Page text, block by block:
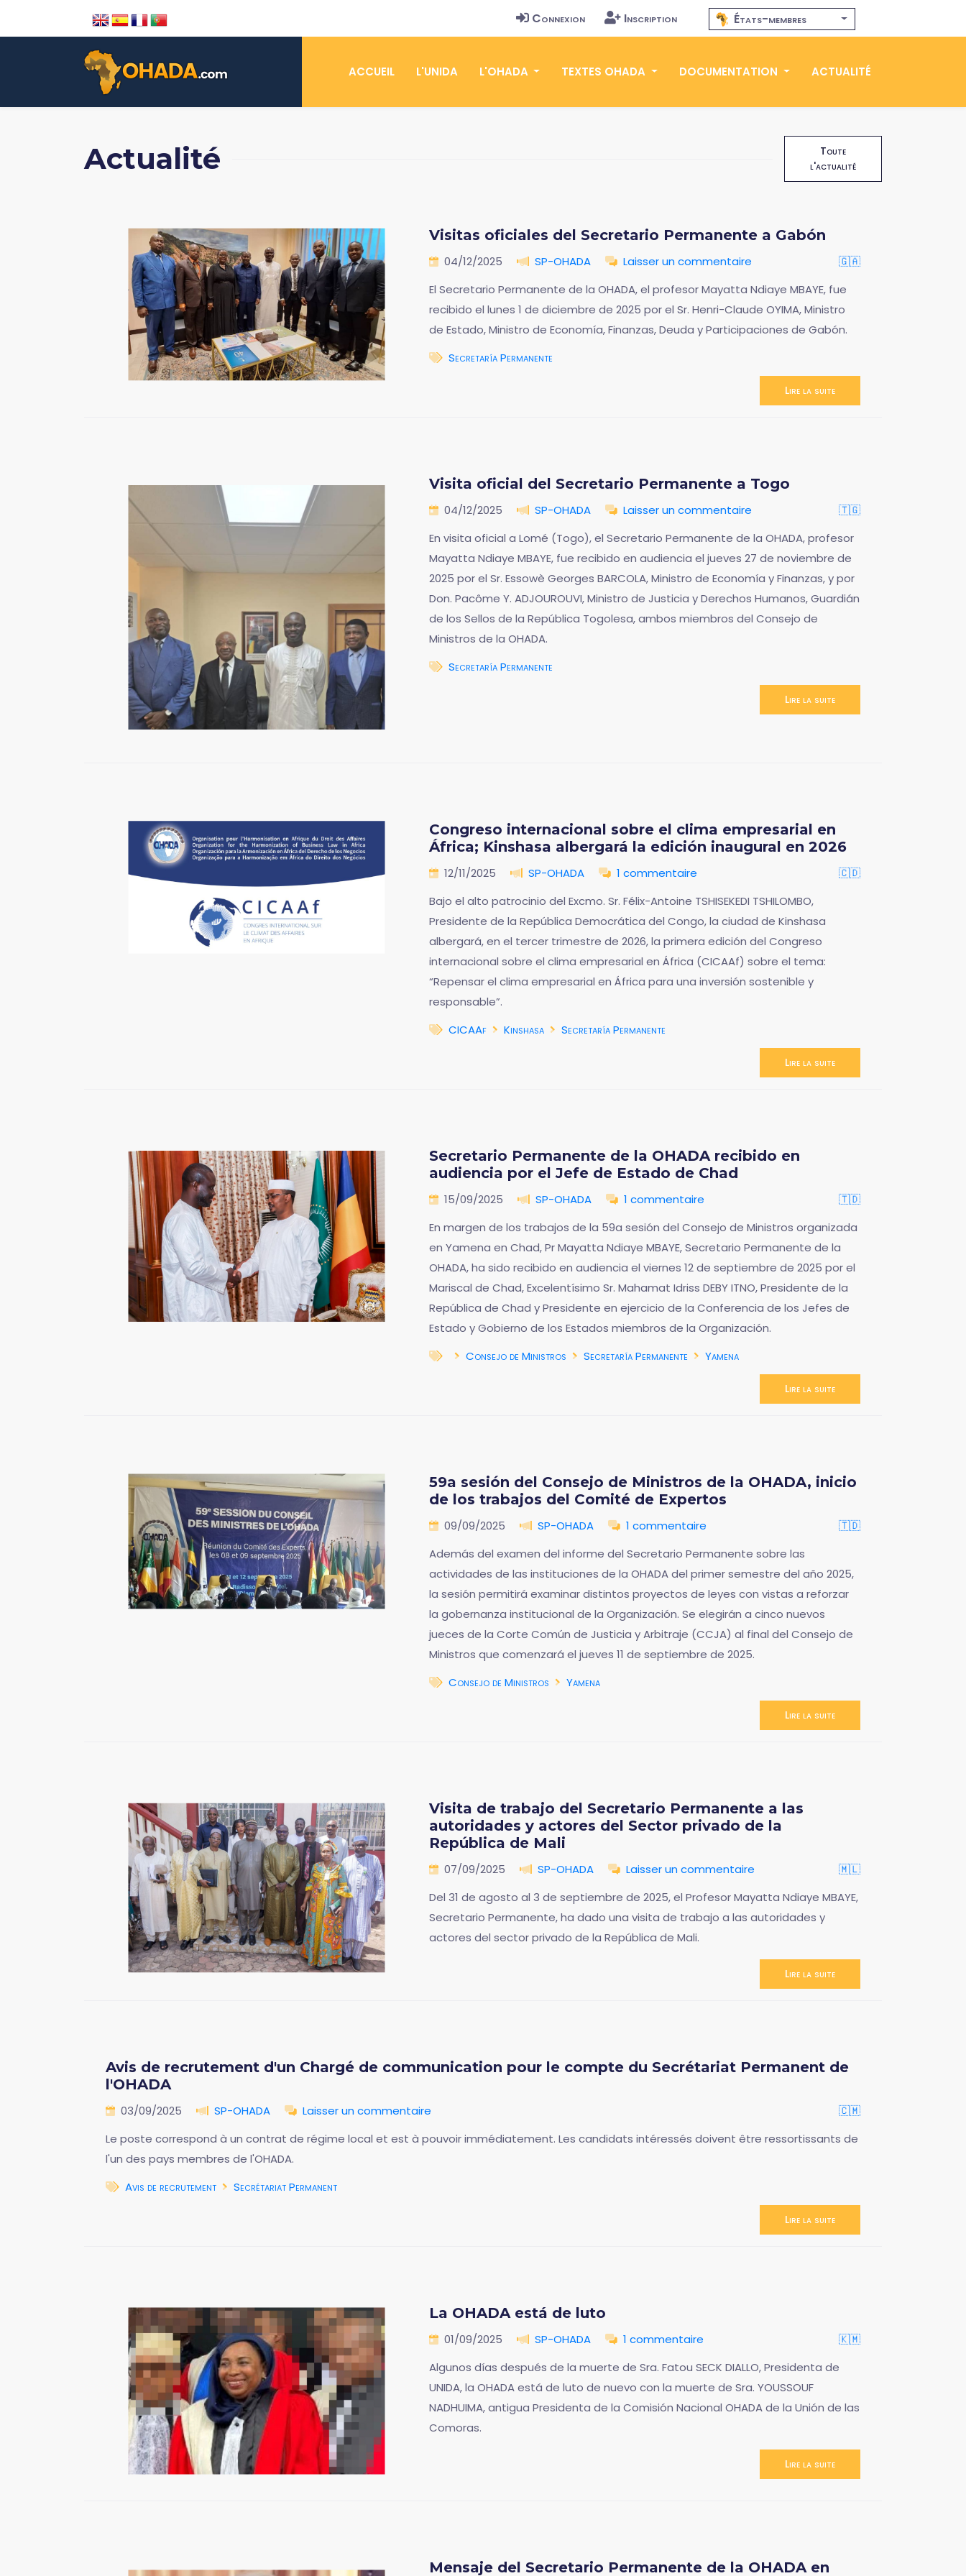
Connexion Inscription États-membres
ACCUEIL L'UNIDA L'OHADA TEXTES OHADA DOCUMENTATION ACTUALITÉ
Actualité
Toute
l'actualité
Visitas oficiales del Secretario Permanente a Gabón
04/12/2025 SP-OHADA Laisser un commentaire
🇬🇦
El Secretario Permanente de la OHADA, el profesor Mayatta Ndiaye MBAYE, fue
recibido el lunes 1 de diciembre de 2025 por el Sr. Henri-Claude OYIMA, Ministro
de Estado, Ministro de Economía, Finanzas, Deuda y Participaciones de Gabón.
Secretaría Permanente
Lire la suite
Visita oficial del Secretario Permanente a Togo
04/12/2025 SP-OHADA Laisser un commentaire
🇹🇬
En visita oficial a Lomé (Togo), el Secretario Permanente de la OHADA, profesor
Mayatta Ndiaye MBAYE, fue recibido en audiencia el jueves 27 de noviembre de
2025 por el Sr. Essowè Georges BARCOLA, Ministro de Economía y Finanzas, y por
Don. Pacôme Y. ADJOUROUVI, Ministro de Justicia y Derechos Humanos, Guardián
de los Sellos de la República Togolesa, ambos miembros del Consejo de
Ministros de la OHADA.
Secretaría Permanente
Lire la suite
Congreso internacional sobre el clima empresarial en
África; Kinshasa albergará la edición inaugural en 2026
12/11/2025 SP-OHADA 1 commentaire
🇨🇩
Bajo el alto patrocinio del Excmo. Sr. Félix-Antoine TSHISEKEDI TSHILOMBO,
Presidente de la República Democrática del Congo, la ciudad de Kinshasa
albergará, en el tercer trimestre de 2026, la primera edición del Congreso
internacional sobre el clima empresarial en África (CICAAf) sobre el tema:
“Repensar el clima empresarial en África para una inversión sostenible y
responsable”.
CICAAf
Kinshasa Secretaría Permanente
Lire la suite
Secretario Permanente de la OHADA recibido en
audiencia por el Jefe de Estado de Chad
15/09/2025 SP-OHADA 1 commentaire
🇹🇩
En margen de los trabajos de la 59a sesión del Consejo de Ministros organizada
en Yamena en Chad, Pr Mayatta Ndiaye MBAYE, Secretario Permanente de la
OHADA, ha sido recibido en audiencia el viernes 12 de septiembre de 2025 por el
Mariscal de Chad, Excelentísimo Sr. Mahamat Idriss DEBY ITNO, Presidente de la
República de Chad y Presidente en ejercicio de la Conferencia de los Jefes de
Estado y Gobierno de los Estados miembros de la Organización.
Consejo de Ministros
Secretaría Permanente Yamena
Lire la suite
59a sesión del Consejo de Ministros de la OHADA, inicio
de los trabajos del Comité de Expertos
09/09/2025 SP-OHADA 1 commentaire
🇹🇩
Además del examen del informe del Secretario Permanente sobre las
actividades de las instituciones de la OHADA del primer semestre del año 2025,
la sesión permitirá examinar distintos proyectos de leyes con vistas a reforzar
la gobernanza institucional de la Organización. Se elegirán a cinco nuevos
jueces de la Corte Común de Justicia y Arbitraje (CCJA) al final del Consejo de
Ministros que comenzará el jueves 11 de septiembre de 2025.
Consejo de Ministros
Yamena
Lire la suite
Visita de trabajo del Secretario Permanente a las
autoridades y actores del Sector privado de la
República de Mali
07/09/2025 SP-OHADA Laisser un commentaire
🇲🇱
Del 31 de agosto al 3 de septiembre de 2025, el Profesor Mayatta Ndiaye MBAYE,
Secretario Permanente, ha dado una visita de trabajo a las autoridades y
actores del sector privado de la República de Mali.
Lire la suite
Avis de recrutement d'un Chargé de communication pour le compte du Secrétariat Permanent de
l'OHADA
03/09/2025 SP-OHADA Laisser un commentaire
🇨🇲
Le poste correspond à un contrat de régime local et est à pouvoir immédiatement. Les candidats intéressés doivent être ressortissants de
l'un des pays membres de l'OHADA.
Avis de recrutement
Secrétariat Permanent
Lire la suite
La OHADA está de luto
01/09/2025 SP-OHADA 1 commentaire
🇰🇲
Algunos días después de la muerte de Sra. Fatou SECK DIALLO, Presidenta de
UNIDA, la OHADA está de luto de nuevo con la muerte de Sra. YOUSSOUF
NADHUIMA, antigua Presidenta de la Comisión Nacional OHADA de la Unión de las
Comoras.
Lire la suite
Mensaje del Secretario Permanente de la OHADA en